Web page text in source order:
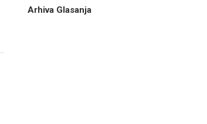
Arhiva Glasanja